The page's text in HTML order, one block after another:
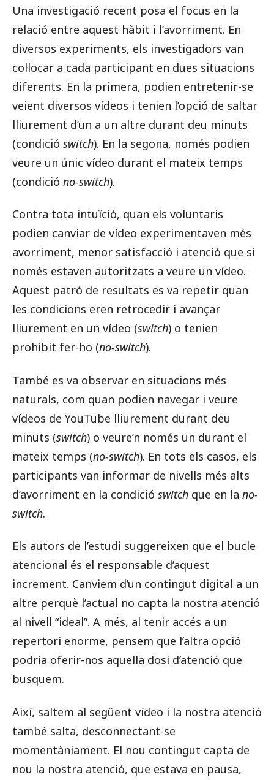
Una investigació recent posa el focus en la
relació entre aquest hàbit i l’avorriment. En
diversos experiments, els investigadors van
col·locar a cada participant en dues situacions
diferents. En la primera, podien entretenir-se
veient diversos vídeos i tenien l’opció de saltar
lliurement d’un a un altre durant deu minuts
(condició switch). En la segona, només podien
veure un únic vídeo durant el mateix temps
(condició no-switch).
Contra tota intuïció, quan els voluntaris
podien canviar de vídeo experimentaven més
avorriment, menor satisfacció i atenció que si
només estaven autoritzats a veure un vídeo.
Aquest patró de resultats es va repetir quan
les condicions eren retrocedir i avançar
lliurement en un vídeo (switch) o tenien
prohibit fer-ho (no-switch).
També es va observar en situacions més
naturals, com quan podien navegar i veure
vídeos de YouTube lliurement durant deu
minuts (switch) o veure’n només un durant el
mateix temps (no-switch). En tots els casos, els
participants van informar de nivells més alts
d’avorriment en la condició switch que en la no-
switch.
Els autors de l’estudi suggereixen que el bucle
atencional és el responsable d’aquest
increment. Canviem d’un contingut digital a un
altre perquè l’actual no capta la nostra atenció
al nivell “ideal”. A més, al tenir accés a un
repertori enorme, pensem que l’altra opció
podria oferir-nos aquella dosi d’atenció que
busquem.
Així, saltem al següent vídeo i la nostra atenció
també salta, desconnectant-se
momentàniament. El nou contingut capta de
nou la nostra atenció, que estava en pausa,